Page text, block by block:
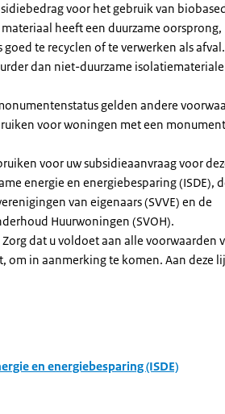
voor het gebruik van
heeft een duurzame oorsprong,
te recyclen of te verwerken als afval.
dan niet-duurzame
gelden andere
voor woningen met een
voor uw subsidieaanvraag voor
energie en energiebesparing (ISDE),
van eigenaars (SVVE) en de
Huurwoningen (SVOH).
dat u voldoet aan alle voorwaarden
om in aanmerking te komen. Aan deze
en energiebesparing (ISDE)